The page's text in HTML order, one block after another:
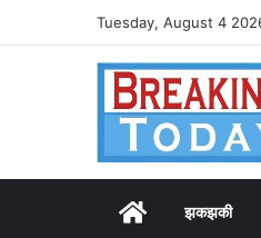
Tuesday, August 4
Homeझकझकी